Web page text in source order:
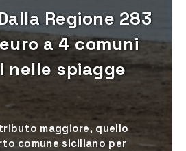
Regione 283
a 4 comuni
nelle spiagge
maggiore, quello
comune siciliano per